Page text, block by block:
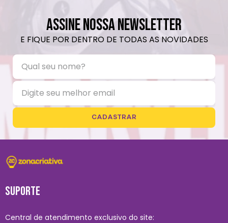
ASSINE NOSSA NEWSLETTER
E FIQUE POR DENTRO DE TODAS AS NOVIDADES
CADASTRAR
SUPORTE
Central de atendimento exclusivo do site: